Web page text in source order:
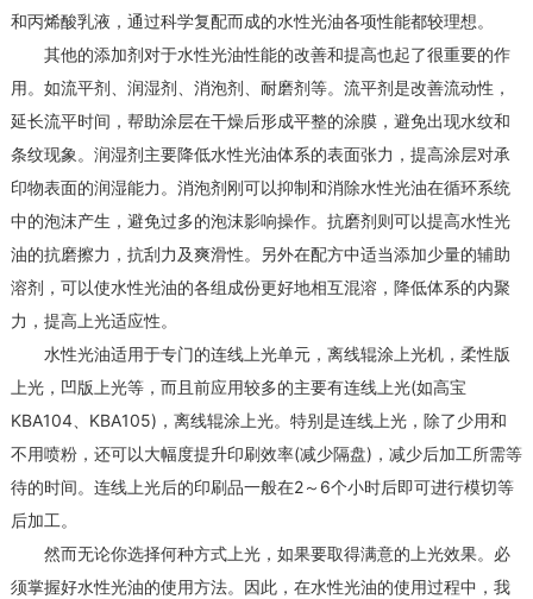
和丙烯酸乳液，通过科学复配而成的水性光油各项性能都较理想。
其他的添加剂对于水性光油性能的改善和提高也起了很重要的作
用。如流平剂、润湿剂、消泡剂、耐磨剂等。流平剂是改善流动性，
延长流平时间，帮助涂层在干燥后形成平整的涂膜，避免出现水纹和
条纹现象。润湿剂主要降低水性光油体系的表面张力，提高涂层对承
印物表面的润湿能力。消泡剂刚可以抑制和消除水性光油在循环系统
中的泡沫产生，避免过多的泡沫影响操作。抗磨剂则可以提高水性光
油的抗磨擦力，抗刮力及爽滑性。另外在配方中适当添加少量的辅助
溶剂，可以使水性光油的各组成份更好地相互混溶，降低体系的内聚
力，提高上光适应性。
水性光油适用于专门的连线上光单元，离线辊涂上光机，柔性版
上光，凹版上光等，而且前应用较多的主要有连线上光(如高宝
KBA104、KBA105)，离线辊涂上光。特别是连线上光，除了少用和
不用喷粉，还可以大幅度提升印刷效率(减少隔盘)，减少后加工所需等
待的时间。连线上光后的印刷品一般在2～6个小时后即可进行模切等
后加工。
然而无论你选择何种方式上光，如果要取得满意的上光效果。必
须掌握好水性光油的使用方法。因此，在水性光油的使用过程中，我